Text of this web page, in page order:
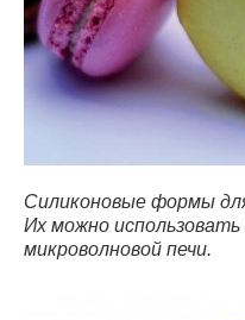
Силиконовые формы
Их можно
микроволновой печи.